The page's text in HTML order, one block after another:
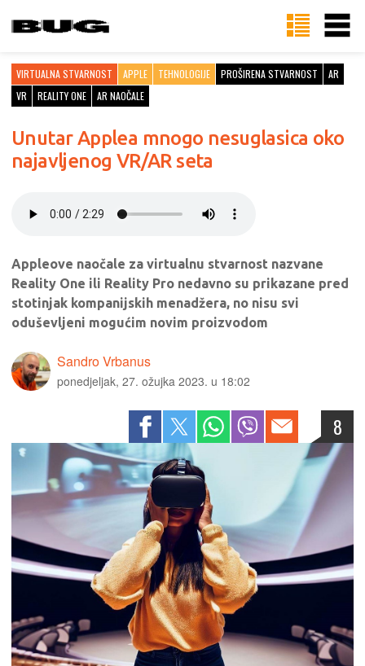
VIRTUALNA STVARNOST APPLE TEHNOLOGIJE PROŠIRENA STVARNOST
AR
VR
REALITY ONE AR NAOČALE
Unutar Applea mnogo nesuglasica oko
najavljenog VR/AR seta
Appleove naočale za virtualnu stvarnost nazvane
Reality One ili Reality Pro nedavno su prikazane pred
stotinjak kompanijskih menadžera, no nisu svi
oduševljeni mogućim novim proizvodom
Sandro Vrbanus
ponedjeljak, 27. ožujka 2023. u 18:02
8